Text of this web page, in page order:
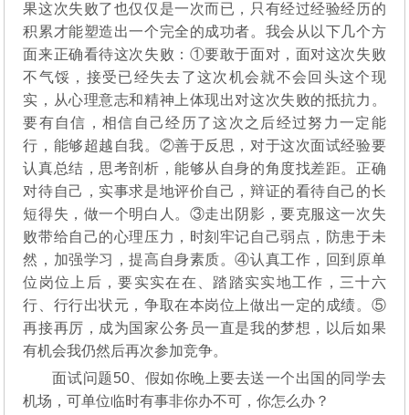
果这次失败了也仅仅是一次而已，只有经过经验经历的
积累才能塑造出一个完全的成功者。我会从以下几个方
面来正确看待这次失败：①要敢于面对，面对这次失败
不气馁，接受已经失去了这次机会就不会回头这个现
实，从心理意志和精神上体现出对这次失败的抵抗力。
要有自信，相信自己经历了这次之后经过努力一定能
行，能够超越自我。②善于反思，对于这次面试经验要
认真总结，思考剖析，能够从自身的角度找差距。正确
对待自己，实事求是地评价自己，辩证的看待自己的长
短得失，做一个明白人。③走出阴影，要克服这一次失
败带给自己的心理压力，时刻牢记自己弱点，防患于未
然，加强学习，提高自身素质。④认真工作，回到原单
位岗位上后，要实实在在、踏踏实实地工作，三十六
行、行行出状元，争取在本岗位上做出一定的成绩。⑤
再接再厉，成为国家公务员一直是我的梦想，以后如果
有机会我仍然后再次参加竞争。
面试问题50、假如你晚上要去送一个出国的同学去
机场，可单位临时有事非你办不可，你怎么办？